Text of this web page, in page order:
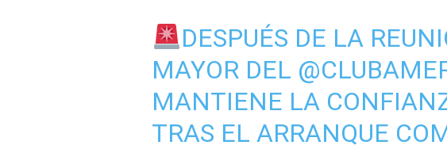
DESPUÉS DE LA
MAYOR DEL
MANTIENE LA
TRAS EL ARRANQUE